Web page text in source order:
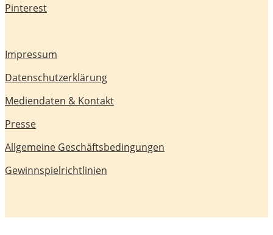
Pinterest
Impressum
Datenschutzerklärung
Mediendaten & Kontakt
Presse
Allgemeine Geschäftsbedingungen
Gewinnspielrichtlinien